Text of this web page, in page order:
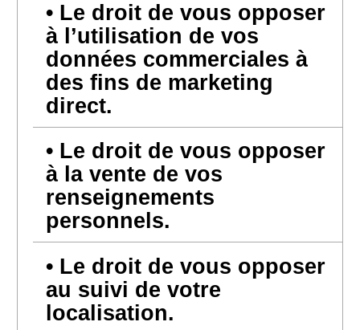
Le droit de vous opposer
à l’utilisation de vos
données commerciales à
des fins de marketing
direct.
Le droit de vous opposer
à la vente de vos
renseignements
personnels.
Le droit de vous opposer
au suivi de votre
localisation.